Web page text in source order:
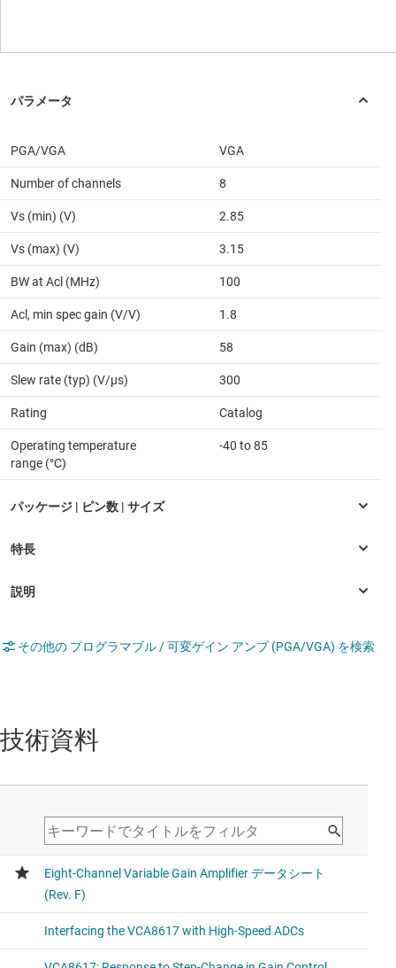
PGA/VGA VGA
Number of channels 8
Vs (min) (V) 2.85
Vs (max) (V) 3.15
BW at Acl (MHz) 100
Acl, min spec gain (V/V) 1.8
Gain (max) (dB) 58
Slew rate (typ) (V/µs) 300
Rating Catalog
Operating temperature
range (°C)
-40 to 85
その他の プログラマブル / 可変ゲイン アンプ (PGA/VGA) を検索
技術資料